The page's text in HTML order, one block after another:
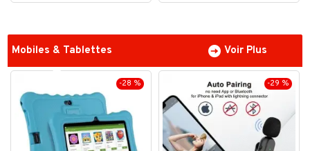
Mobiles & Tablettes Voir Plus
-28 % -29 %